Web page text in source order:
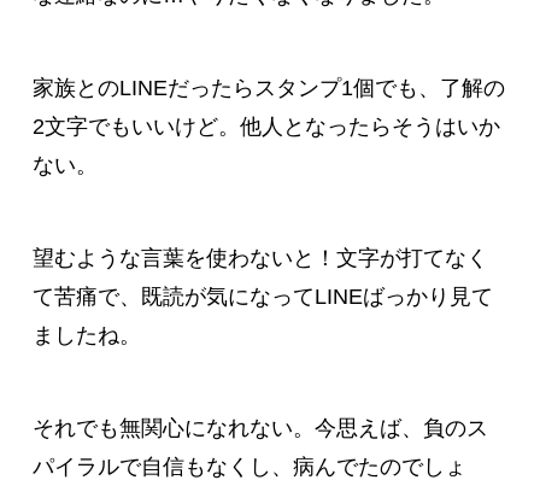
家族とのLINEだったらスタンプ1個でも、了解の
2文字でもいいけど。他人となったらそうはいか
ない。
望むような言葉を使わないと！文字が打てなく
て苦痛で、既読が気になってLINEばっかり見て
ましたね。
それでも無関心になれない。今思えば、負のス
パイラルで自信もなくし、病んでたのでしょ